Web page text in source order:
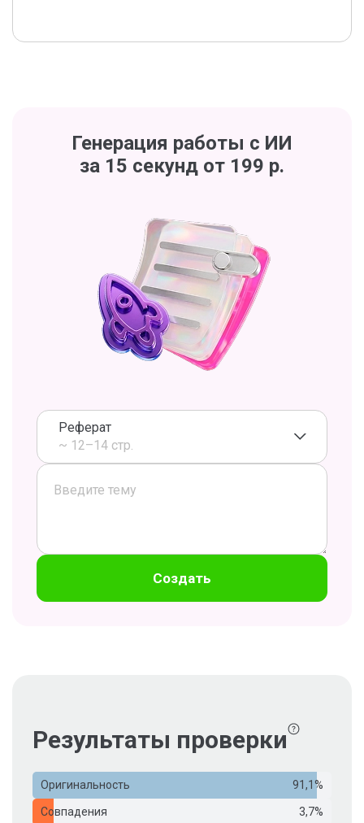
Генерация работы с ИИ
за 15 секунд от 199 р.
Реферат
~ 12–14 стр.
Создать
Результаты проверки
Оригинальность 91,1%
Совпадения 3,7%